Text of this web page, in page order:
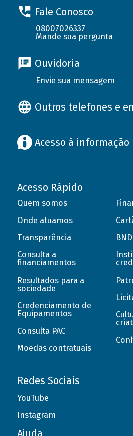
Fale Conosco
08007026337
Mande sua pergunta
Ouvidoria
Envie sua mensagem
Outros telefones e
Acesso à informação
Acesso Rápido
Quem somos
Onde atuamos
Transparência
Consulta a
financiamentos
Resultados para a
sociedade
Credenciamento de
Equipamentos
Consulta PAC
Moedas contratuais
Redes Sociais
YouTube
Instagram
Ajuda